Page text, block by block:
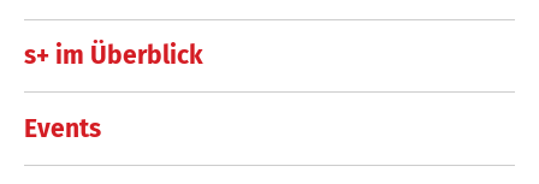
s+ im Überblick
Events